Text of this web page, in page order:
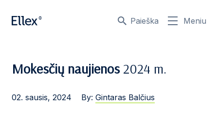
Paieška Meniu
Mokesčių naujienos 2024 m.
02. sausis, 2024 By: Gintaras Balčius